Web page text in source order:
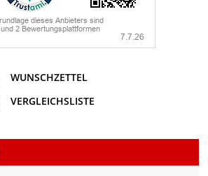
WUNSCHZETTEL
VERGLEICHSLISTE